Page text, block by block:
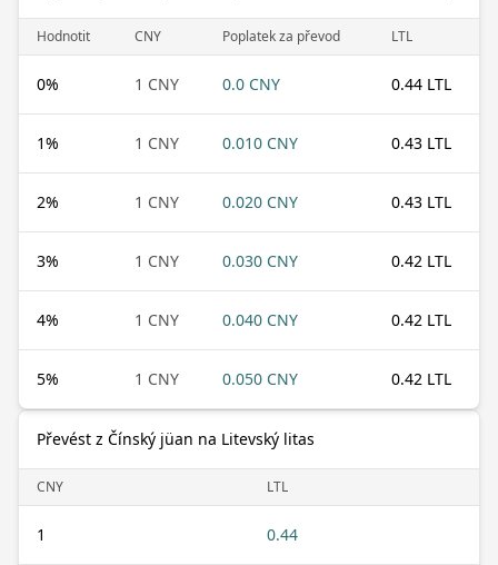
Hodnotit CNY Poplatek za převod LTL
0% 1 CNY 0.0 CNY 0.44 LTL
1% 1 CNY 0.010 CNY 0.43 LTL
2% 1 CNY 0.020 CNY 0.43 LTL
3% 1 CNY 0.030 CNY 0.42 LTL
4% 1 CNY 0.040 CNY 0.42 LTL
5% 1 CNY 0.050 CNY 0.42 LTL
Převést z Čínský jüan na Litevský litas
CNY LTL
1 0.44